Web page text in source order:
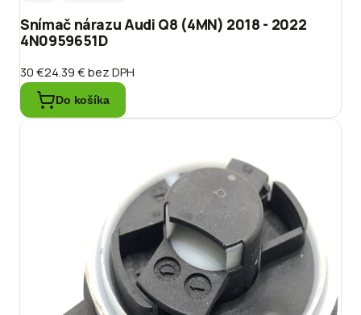
Snímač nárazu Audi Q8 (4MN) 2018 - 2022
4N0959651D
30 €24.39 €bez DPH
Do košíka